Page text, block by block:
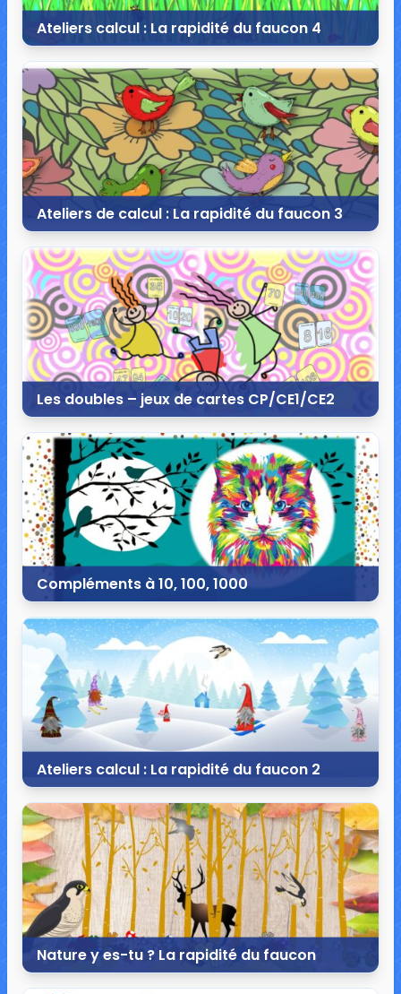
Ateliers calcul : La rapidité du faucon 4
8 juin 2022
3 commentaires
12 189 vues
Ateliers de calcul : La rapidité du faucon 3
6 avril 2022
21 commentaires
24 171 vues
Les doubles – jeux de cartes CP/CE1/CE2
18 février 2022
12 commentaires
35 063 vues
Compléments à 10, 100, 1000
15 février 2022
19 commentaires 35 188 vues
Ateliers calcul : La rapidité du faucon 2
20 janvier 2022
13 commentaires
24 148 vues
Nature y es-tu ? La rapidité du faucon
2 novembre 2021